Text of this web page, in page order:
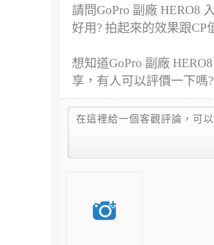
請問GoPro 副廠 HERO8
好用? 拍起來的效果跟CP
想知道GoPro 副廠
享，有人可以評價一下嗎?